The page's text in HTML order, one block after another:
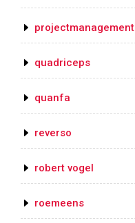
projectmanagement
quadriceps
quanfa
reverso
robert vogel
roemeens